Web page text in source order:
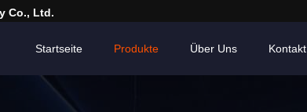
Co., Ltd.
Startseite Produkte Über Uns Kontakt